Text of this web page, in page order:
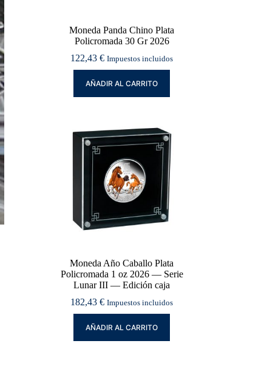
Moneda Panda Chino Plata
Policromada 30 Gr 2026
122,43€ Impuestos incluidos
AÑADIR AL CARRITO
Moneda Año Caballo Plata
Policromada 1 oz 2026 — Serie
Lunar III — Edición caja
182,43€ Impuestos incluidos
AÑADIR AL CARRITO